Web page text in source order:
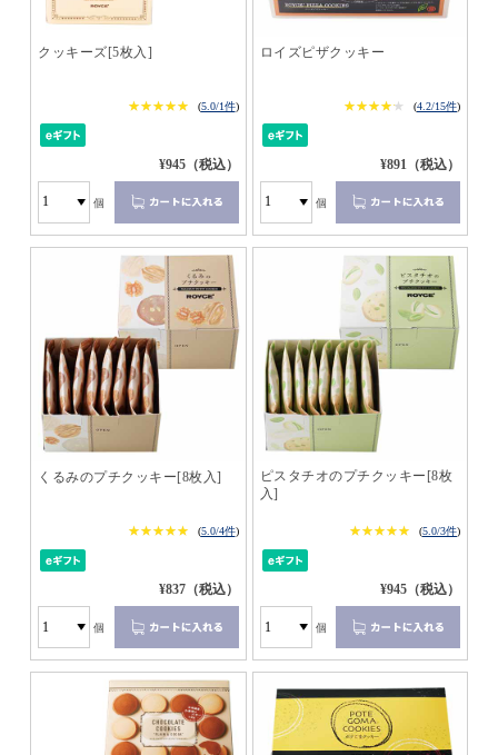
クッキーズ[5枚入]
★★★★★
★★★★★ (5.0/1件)
¥945（税込）
個
ロイズピザクッキー
★★★★★
★★★★★ (4.2/15件)
¥891（税込）
個
くるみのプチクッキー[8枚入]
★★★★★
★★★★★ (5.0/4件)
¥837（税込）
個
ピスタチオのプチクッキー[8枚
入]
★★★★★
★★★★★ (5.0/3件)
¥945（税込）
個